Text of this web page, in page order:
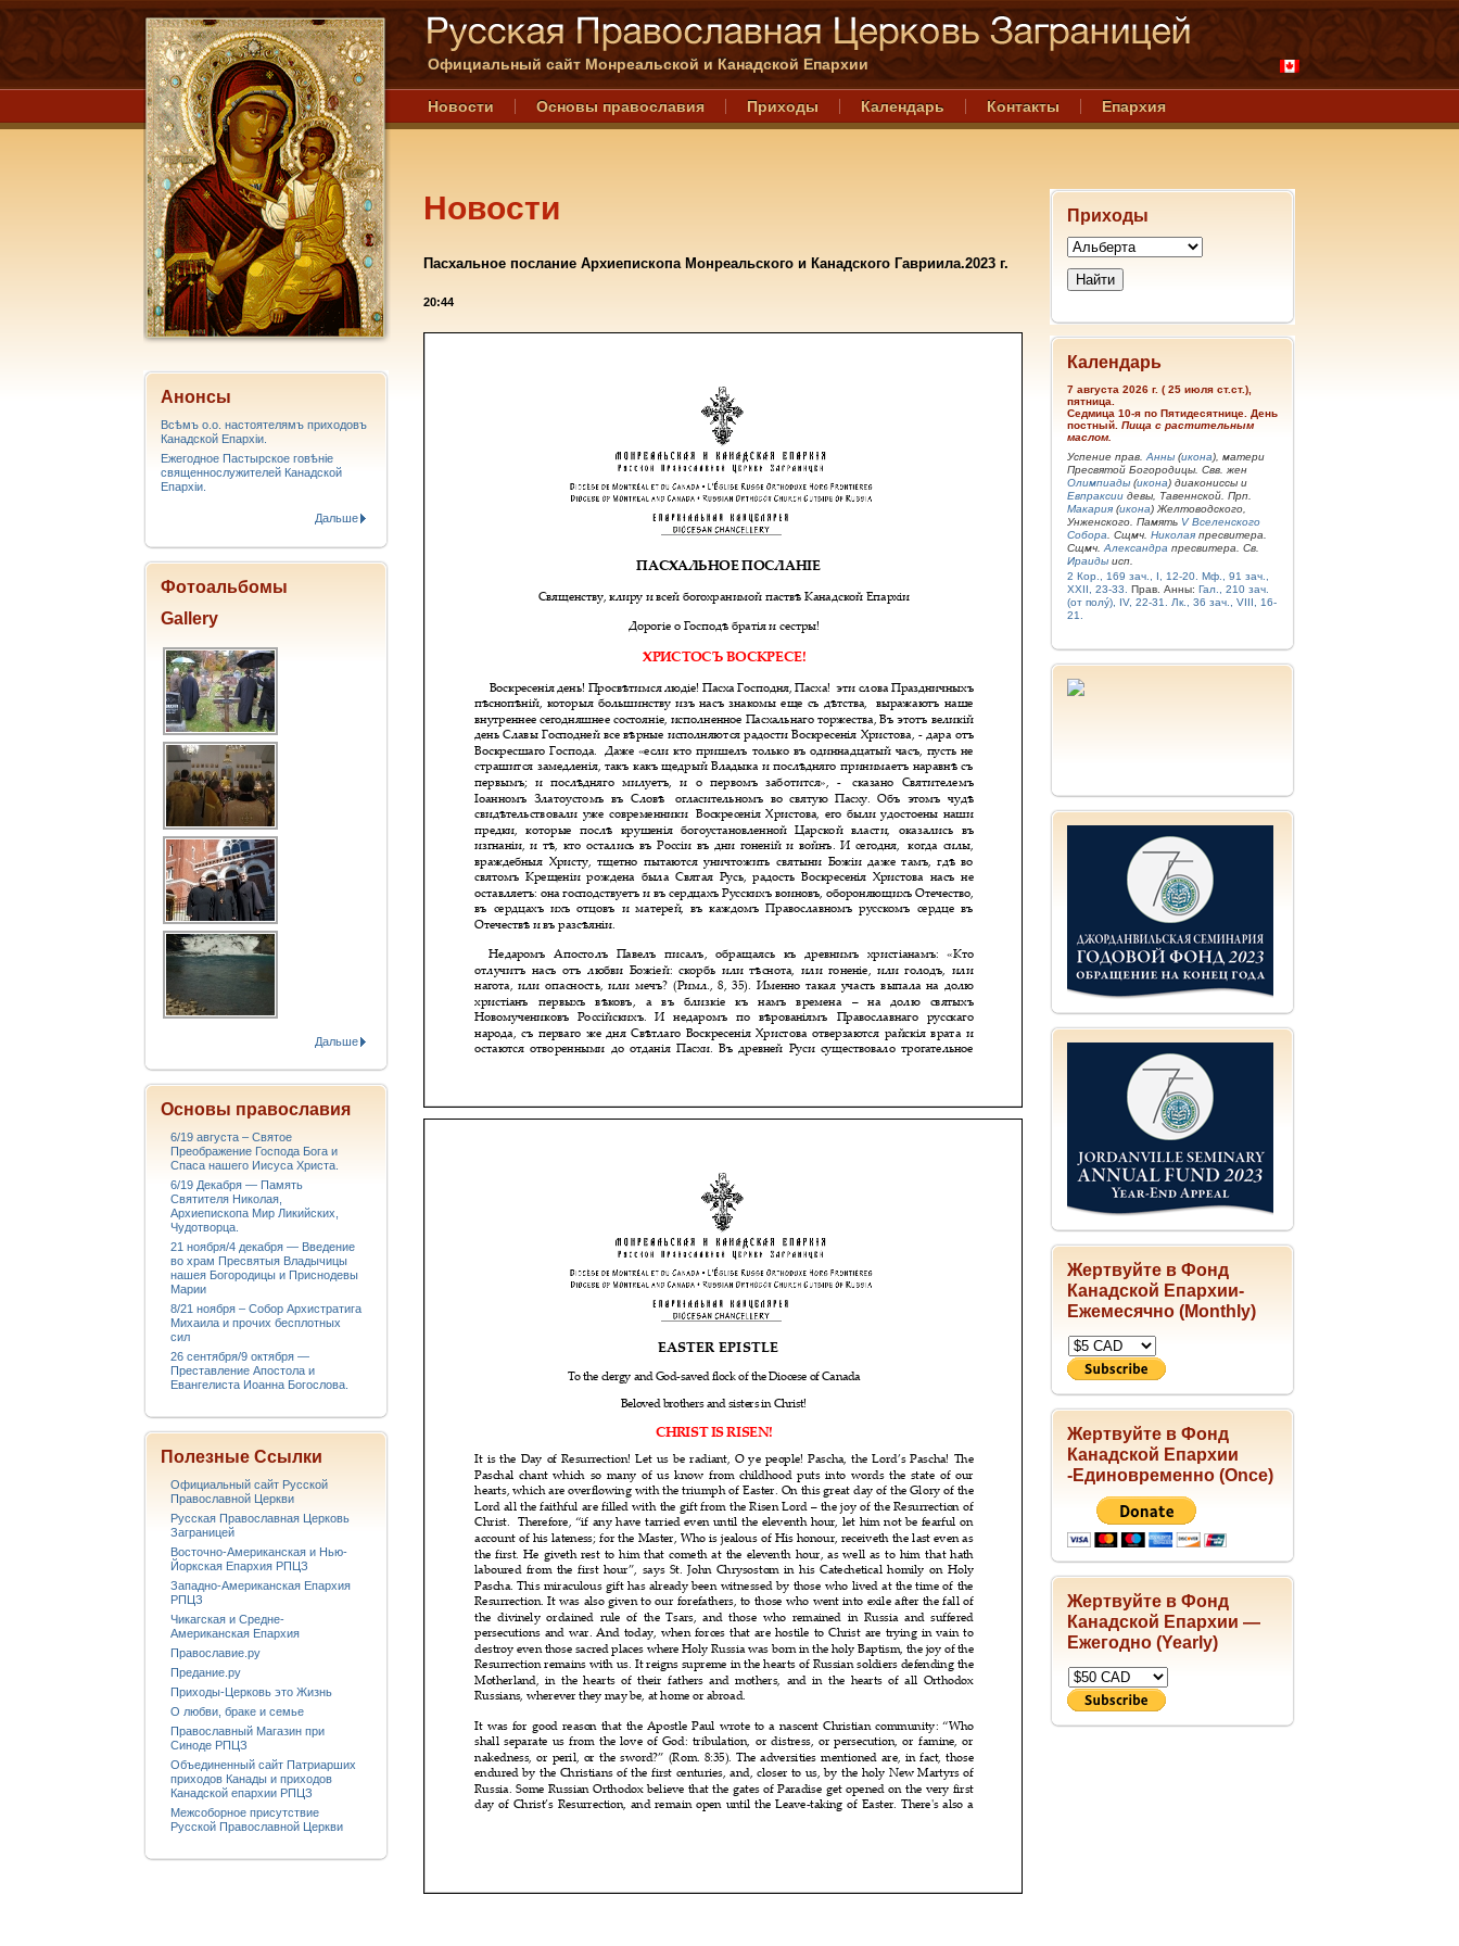
Официальный сайт Монреальской и Канадской Епархии
Новости Основы православия Приходы Календарь Контакты Епархия
Приходы
Календарь
7 августа 2026 г. ( 25 июля ст.ст.),
пятница.
Седмица 10-я по Пятидесятнице. День
постный. Пища с растительным
маслом.
Успение прав. Анны (икона), матери
Пресвятой Богородицы. Свв. жен
Олимпиады (икона) диакониссы и
Евпраксии девы, Тавеннской. Прп.
Макария (икона) Желтоводского,
Унженского. Память V Вселенского
Собора . Сщмч. Николая пресвитера.
Сщмч. Александра пресвитера. Св.
Ираиды исп.
2 Кор., 169 зач., I, 12-20. Мф., 91 зач.,
XXII, 23-33.
Прав. Анны: Гал., 210 зач.
(от полу́), IV, 22-31.
Лк., 36 зач., VIII, 16-
21.
Жертвуйте в Фонд
Канадской Епархии-
Ежемесячно (Monthly)
Жертвуйте в Фонд
Канадской Епархии
-Единовременно (Once)
Жертвуйте в Фонд
Канадской Епархии —
Ежегодно (Yearly)
Новости
Пасхальное послание Архиепископа Монреальского и Канадского Гавриила.2023 г.
20:44
Анонсы
Всѣмъ о.о. настоятелямъ приходовъ
Канадской Епархiи.
Ежегодное Пастырское говѣніе
священнослужителей Канадской
Епархіи.
Дальше
Фотоальбомы
Gallery
Дальше
Основы православия
6/19 августа – Святое
Преображение Господа Бога и
Спаса нашего Иисуса Христа.
6/19 Декабря — Память
Святителя Николая,
Архиепископа Мир Ликийских,
Чудотворца.
21 ноября/4 декабря — Введение
во храм Пресвятыя Владычицы
нашея Богородицы и Приснодевы
Марии
8/21 ноября – Собор Архистратига
Михаила и прочих бесплотных
сил
26 сентября/9 октября —
Преставление Апостола и
Евангелиста Иоанна Богослова.
Полезные Ссылки
Официальный сайт Русской
Православной Церкви
Русская Православная Церковь
Заграницей
Восточно-Американская и Нью-
Йоркская Епархия РПЦЗ
Западно-Американская Епархия
РПЦЗ
Чикагская и Средне-
Американская Епархия
Православие.ру
Предание.ру
Приходы-Церковь это Жизнь
О любви, браке и семье
Православный Магазин при
Синоде РПЦЗ
Объединенный сайт Патриарших
приходов Канады и приходов
Канадской епархии РПЦЗ
Межсоборное присутствие
Русской Православной Церкви